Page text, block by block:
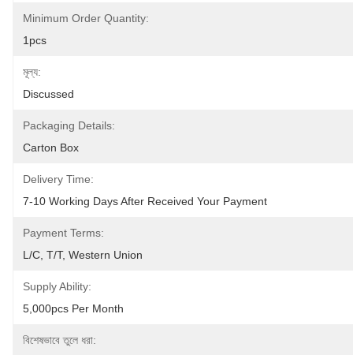
Minimum Order Quantity:
1pcs
মূল্য:
Discussed
Packaging Details:
Carton Box
Delivery Time:
7-10 Working Days After Received Your Payment
Payment Terms:
L/C, T/T, Western Union
Supply Ability:
5,000pcs Per Month
বিশেষভাবে তুলে ধরা: